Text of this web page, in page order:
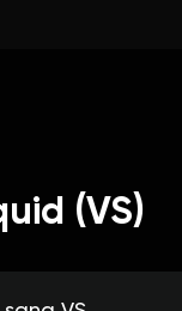
(VS)